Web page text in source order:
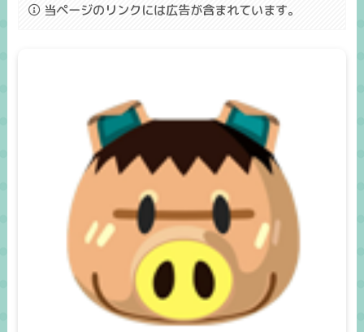
当ページのリンクには広告が含まれています。